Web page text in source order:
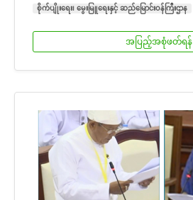
စိုက်ပျိုးရေး၊ မွေးမြူရေးနှင့် ဆည်မြောင်းဝန်ကြီးဌာန
အပြည့်အစုံဖတ်ရန်